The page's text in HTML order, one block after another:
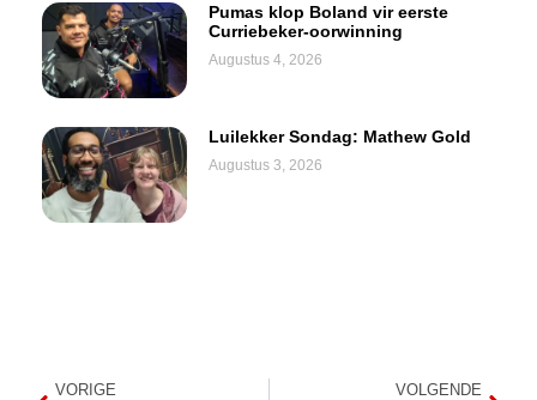
Pumas klop Boland vir eerste
Curriebeker-oorwinning
Augustus 4, 2026
Luilekker Sondag: Mathew Gold
Augustus 3, 2026
VORIGE VOLGENDE